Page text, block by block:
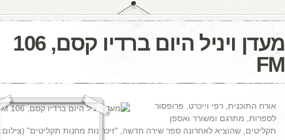
מעדן ויניל היום ברדיו קסם, 106
FM
אורח התוכנית, רפי וייכרט, פרופסור
לספרות, מתרגם ומשורר ואספן
תקליטים, שהוציא לאחרונה ספר שירה חדשה, "זיכרונות מחנות תקליטים" (צילום: